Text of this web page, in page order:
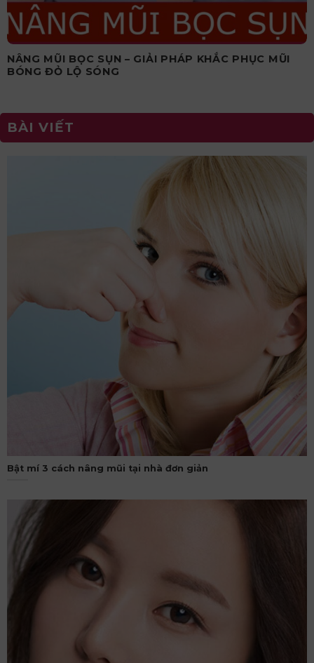
NÂNG MŨI BỌC SỤN – GIẢI PHÁP KHẮC PHỤC MŨI
BÓNG ĐỎ LỘ SÓNG
BÀI VIẾT
Bật mí 3 cách nâng mũi tại nhà đơn giản